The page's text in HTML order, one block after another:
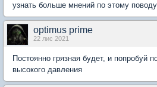
узнать больше мнений по этому
optimus prime
22 лис 2021
Постоянно грязная будет, и попробуй
высокого давления